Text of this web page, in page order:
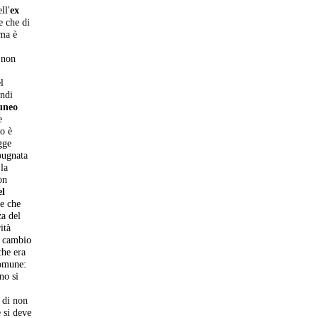
ex
che di
è
è
che
del
era
si
non
deve